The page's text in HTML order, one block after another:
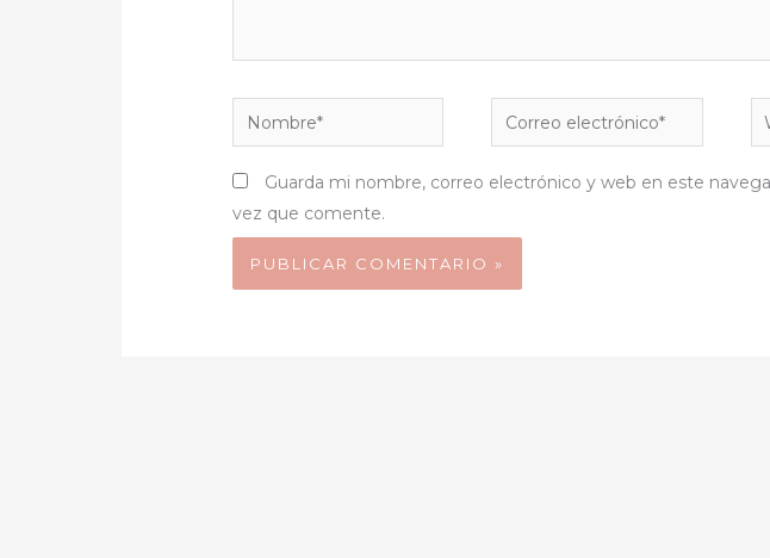
Nombre*
Correo
electrónico*
Guarda mi nombre, correo electrónico y web en este
vez que comente.